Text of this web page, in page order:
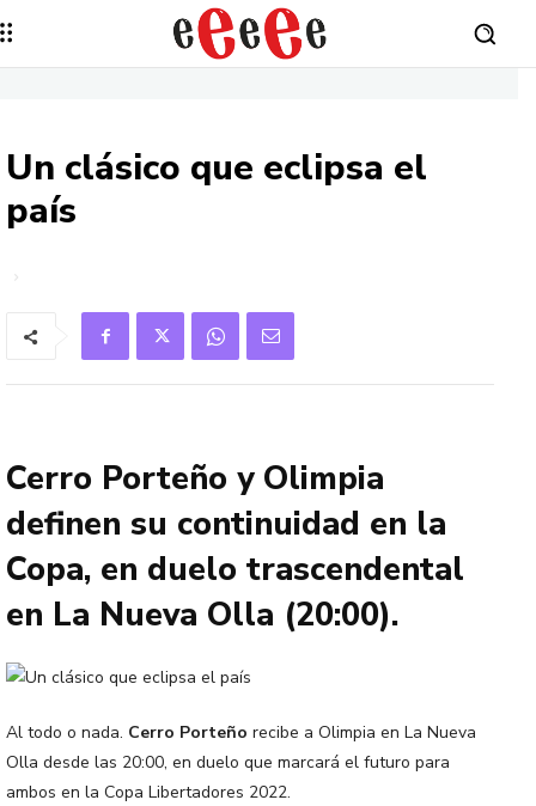
Un clásico que eclipsa el
país
Cerro Porteño y Olimpia
definen su continuidad en la
Copa, en duelo trascendental
en La Nueva Olla (20:00).
Al todo o nada. Cerro Porteño recibe a Olimpia en La Nueva
Olla desde las 20:00, en duelo que marcará el futuro para
ambos en la Copa Libertadores 2022.